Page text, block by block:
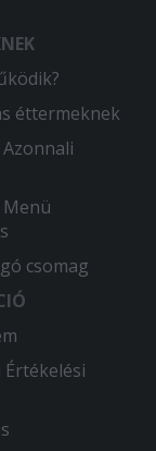
éttermeknek
csomag
Értékelési